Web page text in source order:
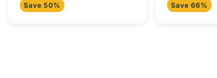
oferta
Save 50%
iPad y más.
oferta
Save 66%